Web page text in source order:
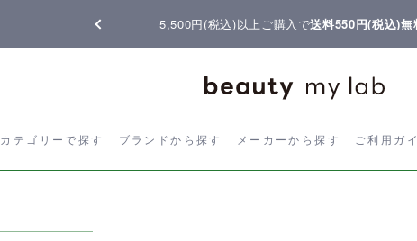
5,500円(税込)以上ご購入で送料550円(税込)無
カテゴリーで探す ブランドから探す メーカーから探す ご利用ガ
カテゴリーから探す ブランドから探す メーカーから探す ご利用